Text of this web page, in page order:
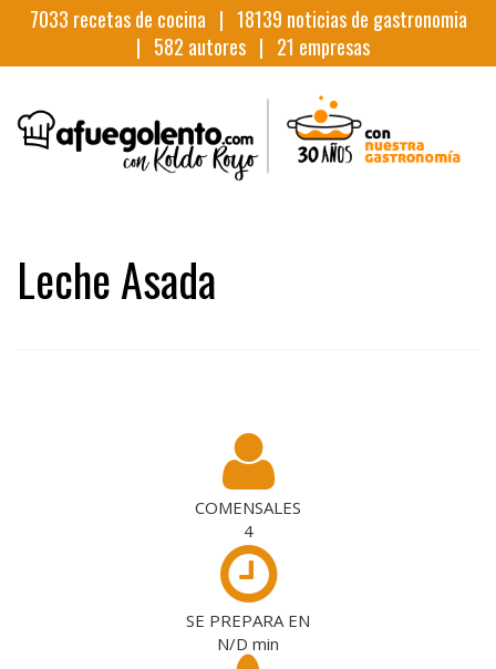
7033 recetas de cocina | 18139 noticias de gastronomia
| 582 autores | 21 empresas
Leche Asada
COMENSALES
4
SE PREPARA EN
N/D min